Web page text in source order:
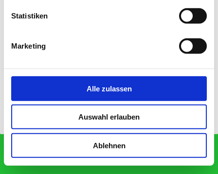
Statistiken
Marketing
Alle zulassen
Auswahl erlauben
Ablehnen
© Autohaus Grüninger GmbH